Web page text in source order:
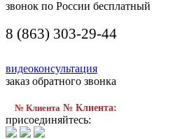
звонок по России бесплатный
8 (863) 303-29-44
видеоконсультация
заказ обратного звонка
№ Клиента № Клиента:
присоединяйтесь: